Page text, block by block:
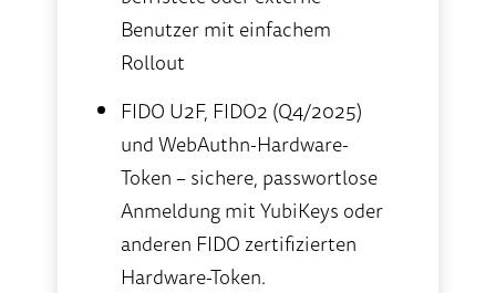
Benutzer mit einfachem
Rollout
FIDO U2F, FIDO2 (Q4/2025)
und WebAuthn-Hardware-
Token – sichere, passwortlose
Anmeldung mit YubiKeys oder
anderen FIDO zertifizierten
Hardware-Token.